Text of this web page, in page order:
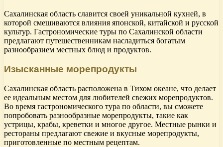
Сахалинская область славится своей уникальной кухней, в
которой смешиваются влияния японской, китайской и русской
культур. Гастрономические туры по Сахалинской области
предлагают путешественникам насладиться богатым
разнообразием местных блюд и продуктов.
Изысканные морепродукты
Сахалинская область расположена в Тихом океане, что делает
ее идеальным местом для любителей свежих морепродуктов.
Во время гастрономического тура по области, вы сможете
попробовать разнообразные морепродукты, такие как
устрицы, крабы, креветки и многое другое. Местные рынки и
рестораны предлагают свежие и вкусные морепродукты,
приготовленные по местным рецептам.